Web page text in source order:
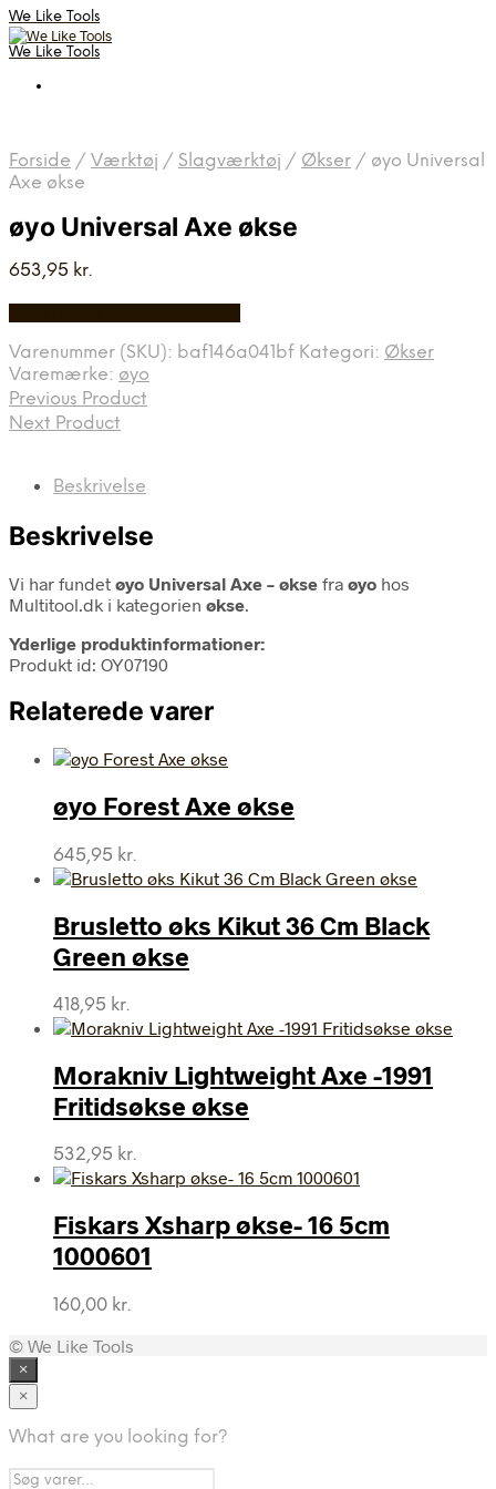
We Like Tools
We Like Tools
Forside / Værktøj / Slagværktøj / Økser / øyo Universal
Axe økse
øyo Universal Axe økse
653,95 kr.
Varenummer (SKU): baf146a041bf Kategori: Økser
Varemærke: øyo
Previous Product
Next Product
Beskrivelse
Beskrivelse
Vi har fundet øyo Universal Axe – økse fra øyo hos
Multitool.dk i kategorien økse.
Yderlige produktinformationer:
Produkt id: OY07190
Relaterede varer
øyo Forest Axe økse
645,95 kr.
Brusletto øks Kikut 36 Cm Black
Green økse
418,95 kr.
Morakniv Lightweight Axe -1991
Fritidsøkse økse
532,95 kr.
Fiskars Xsharp økse- 16 5cm
1000601
160,00 kr.
© We Like Tools
×
×
What are you looking for?